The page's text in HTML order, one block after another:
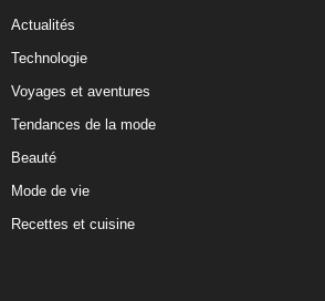
Actualités
Technologie
Voyages et aventures
Tendances de la mode
Beauté
Mode de vie
Recettes et cuisine